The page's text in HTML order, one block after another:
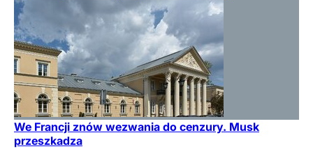
We Francji znów wezwania do cenzury. Musk
przeszkadza